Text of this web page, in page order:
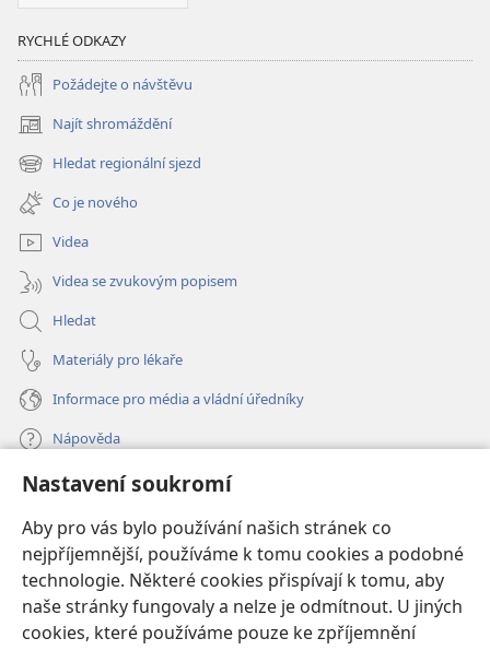
Nastavení soukromí
Aby pro vás bylo používání našich stránek co
nejpříjemnější, používáme k tomu cookies a podobné
technologie. Některé cookies přispívají k tomu, aby
naše stránky fungovaly a nelze je odmítnout. U jiných
cookies, které používáme pouze ke zpříjemnění
RYCHLÉ ODKAZY
Požádejte o návštěvu
Najít shromáždění
(otevřeno
nové
okno)
Hledat regionální sjezd
(otevřeno
nové
okno)
Co je nového
Videa
Videa se zvukovým popisem
Hledat
Materiály pro lékaře
Informace pro média a vládní úředníky
Nápověda
Dary
nové
okno) ONLINE KNIHOVNA Strážné věže
(otevřeno
nové
okno)JW Hub®
(otevřeno
nové